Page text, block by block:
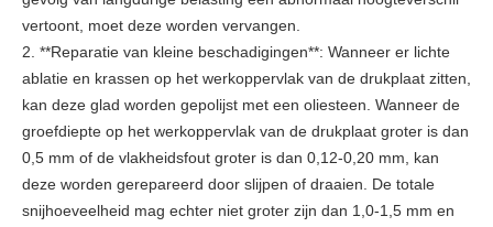
vertoont, moet deze worden vervangen.
2. **Reparatie van kleine beschadigingen**: Wanneer er lichte
ablatie en krassen op het werkoppervlak van de drukplaat zitten,
kan deze glad worden gepolijst met een oliesteen. Wanneer de
groefdiepte op het werkoppervlak van de drukplaat groter is dan
0,5 mm of de vlakheidsfout groter is dan 0,12-0,20 mm, kan
deze worden gerepareerd door slijpen of draaien. De totale
snijhoeveelheid mag echter niet groter zijn dan 1,0-1,5 mm en